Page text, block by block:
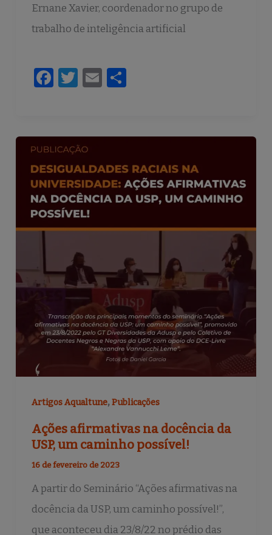
Ernane Xavier, coordenador no grupo de
trabalho de inteligência artificial
F
e
b
o
o
k
T
te
r
E
l
e
Artigos Aqualtune,Publicações
Ações afirmativas na docência da
USP, um caminho possível!
16 de fevereiro de 2023
A partir do Seminário “Ações afirmativas na
docência da USP, um caminho possível!”,
que aconteceu dia 23/8/22 no prédio das